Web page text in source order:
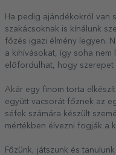
Ha pedig ajándékokról van
szakácsoknak is kínálunk
főzés igazi élmény legyen.
a kihívásokat, így soha
előfordulhat, hogy szerepet
Akár egy finom torta
együtt vacsorát főznek az
séfek számára készült
mértékben élvezni fogják a
Főzünk, játszunk és tanulunk!